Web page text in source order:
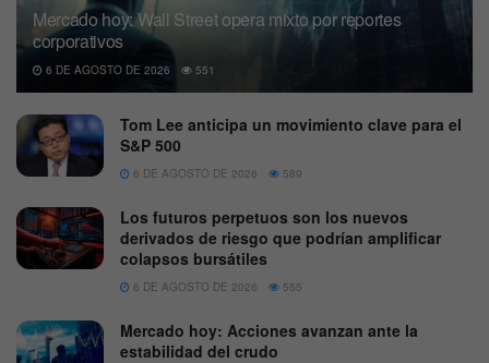
Mercado hoy: Wall Street opera mixto por reportes
corporativos
6 DE AGOSTO DE 2026 551
Tom Lee anticipa un movimiento clave para el
S&P 500
6 DE AGOSTO DE 2026 589
Los futuros perpetuos son los nuevos
derivados de riesgo que podrían amplificar
colapsos bursátiles
6 DE AGOSTO DE 2026 555
Mercado hoy: Acciones avanzan ante la
estabilidad del crudo